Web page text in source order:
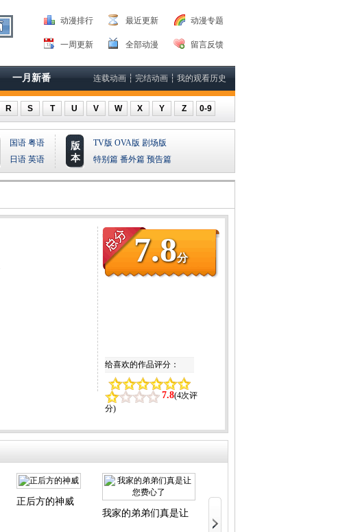
动漫排行 最近更新 动漫专题
一周更新 全部动漫 留言反馈
一月新番 连载动画 ┆ 完结动画 ┆ 我的观看历史
R S T U V W X Y Z 0-9
国语 粤语
日语 英语
版
本
TV版 OVA版 剧场版
特别篇 番外篇 预告篇
7.8分
给喜欢的作品评分：
7.8(4次评
分)
正后方的神威
我家的弟弟们真是让您费心了